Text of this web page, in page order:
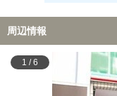
周辺情報
1 /6